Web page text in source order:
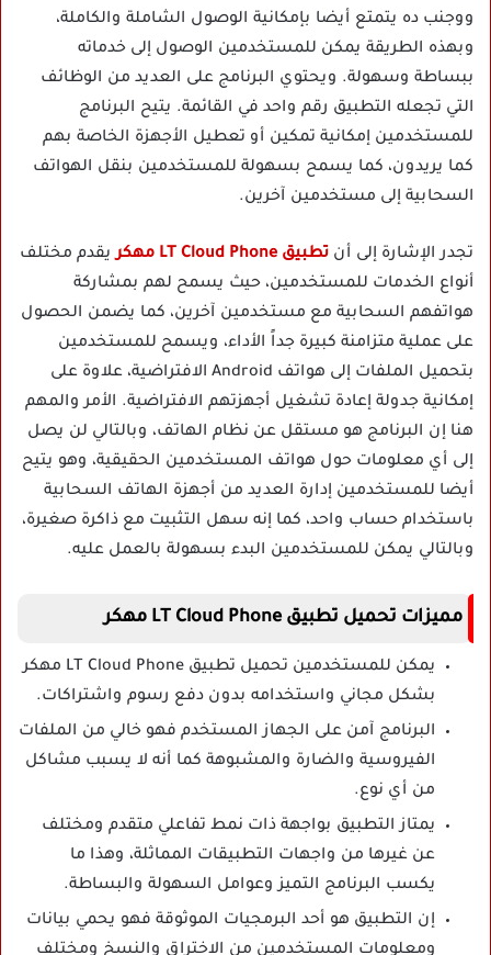
ووجنب ده يتمتع أيضا بإمكانية الوصول الشاملة والكاملة،
وبهذه الطريقة يمكن للمستخدمين الوصول إلى خدماته
ببساطة وسهولة. ويحتوي البرنامج على العديد من الوظائف
التي تجعله التطبيق رقم واحد في القائمة. يتيح البرنامج
للمستخدمين إمكانية تمكين أو تعطيل الأجهزة الخاصة بهم
كما يريدون، كما يسمح بسهولة للمستخدمين بنقل الهواتف
السحابية إلى مستخدمين آخرين.
تجدر الإشارة إلى أن تطبيق LT Cloud Phone مهكر
يقدم مختلف
أنواع الخدمات للمستخدمين، حيث يسمح لهم بمشاركة
هواتفهم السحابية مع مستخدمين آخرين، كما يضمن الحصول
على عملية متزامنة كبيرة جداً الأداء، ويسمح للمستخدمين
بتحميل الملفات إلى هواتف Android الافتراضية، علاوة على
إمكانية جدولة إعادة تشغيل أجهزتهم الافتراضية. الأمر والمهم
هنا إن البرنامج هو مستقل عن نظام الهاتف، وبالتالي لن يصل
إلى أي معلومات حول هواتف المستخدمين الحقيقية، وهو يتيح
أيضا للمستخدمين إدارة العديد من أجهزة الهاتف السحابية
باستخدام حساب واحد، كما إنه سهل التثبيت مع ذاكرة صغيرة،
وبالتالي يمكن للمستخدمين البدء بسهولة بالعمل عليه.
مميزات تحميل تطبيق LT Cloud Phone مهكر
يمكن للمستخدمين تحميل تطبيق LT Cloud Phone مهكر
بشكل مجاني واستخدامه بدون دفع رسوم واشتراكات.
البرنامج آمن على الجهاز المستخدم فهو خالي من الملفات
الفيروسية والضارة والمشبوهة كما أنه لا يسبب مشاكل
من أي نوع.
يمتاز التطبيق بواجهة ذات نمط تفاعلي متقدم ومختلف
عن غيرها من واجهات التطبيقات المماثلة، وهذا ما
يكسب البرنامج التميز وعوامل السهولة والبساطة.
إن التطبيق هو أحد البرمجيات الموثوقة فهو يحمي بيانات
ومعلومات المستخدمين من الاختراق والنسخ ومختلف